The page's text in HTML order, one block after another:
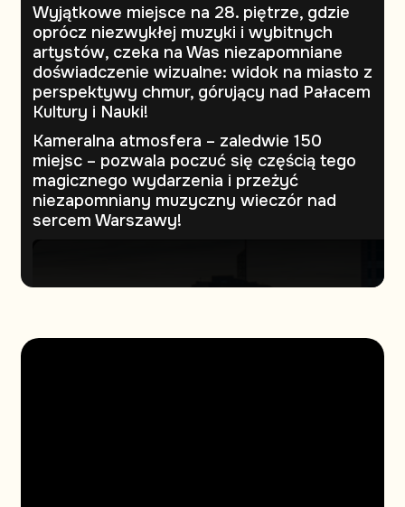
Wyjątkowe miejsce na 28. piętrze, gdzie
oprócz niezwykłej muzyki i wybitnych
artystów, czeka na Was niezapomniane
doświadczenie wizualne: widok na miasto z
perspektywy chmur, górujący nad Pałacem
Kultury i Nauki!
Kameralna atmosfera – zaledwie 150
miejsc – pozwala poczuć się częścią tego
magicznego wydarzenia i przeżyć
niezapomniany muzyczny wieczór nad
sercem Warszawy!